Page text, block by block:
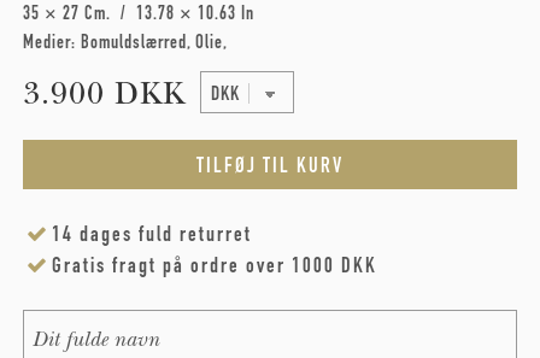
35 × 27 Cm
13.78 × 10.63 In
Medier: Bomuldslærred Olie
3.900 DKK
14 dages fuld returret
Gratis fragt på ordre over 1000 DKK